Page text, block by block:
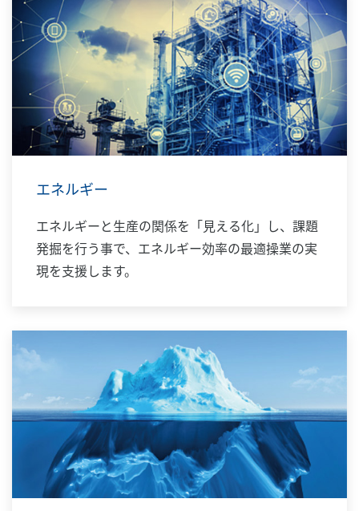
エネルギー
エネルギーと生産の関係を「見える化」し、課題
発掘を行う事で、エネルギー効率の最適操業の実
現を支援します。